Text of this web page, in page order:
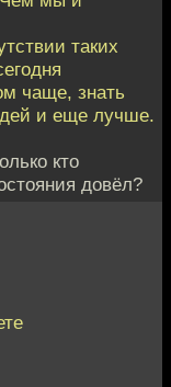
таких
чаще, знать
и еще лучше.
кто
довёл?